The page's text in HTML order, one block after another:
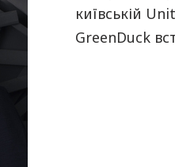
київській
GreenDuck